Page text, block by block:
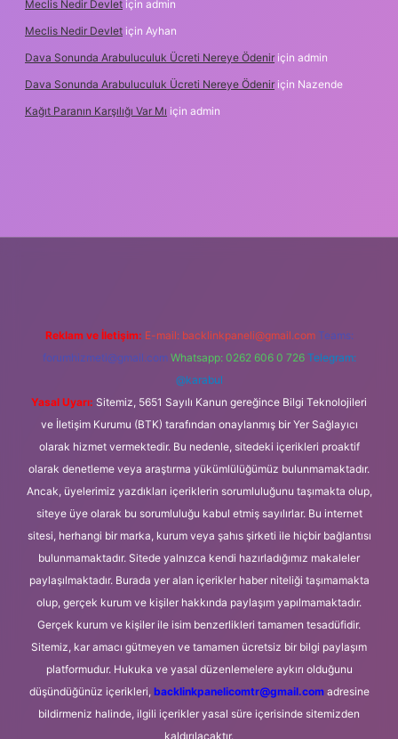
Meclis Nedir Devlet için admin
Meclis Nedir Devlet için Ayhan
Dava Sonunda Arabuluculuk Ücreti Nereye Ödenir için admin
Dava Sonunda Arabuluculuk Ücreti Nereye Ödenir için Nazende
Kağıt Paranın Karşılığı Var Mı için admin
Reklam ve İletişim: E-mail: backlinkpaneli@gmail.com Teams:
forumhizmeti@gmail.com Whatsapp: 0262 606 0 726 Telegram:
@karabul
Yasal Uyarı: Sitemiz, 5651 Sayılı Kanun gereğince Bilgi Teknolojileri
ve İletişim Kurumu (BTK) tarafından onaylanmış bir Yer Sağlayıcı
olarak hizmet vermektedir. Bu nedenle, sitedeki içerikleri proaktif
olarak denetleme veya araştırma yükümlülüğümüz bulunmamaktadır.
Ancak, üyelerimiz yazdıkları içeriklerin sorumluluğunu taşımakta olup,
siteye üye olarak bu sorumluluğu kabul etmiş sayılırlar. Bu internet
sitesi, herhangi bir marka, kurum veya şahıs şirketi ile hiçbir bağlantısı
bulunmamaktadır. Sitede yalnızca kendi hazırladığımız makaleler
paylaşılmaktadır. Burada yer alan içerikler haber niteliği taşımamakta
olup, gerçek kurum ve kişiler hakkında paylaşım yapılmamaktadır.
Gerçek kurum ve kişiler ile isim benzerlikleri tamamen tesadüfidir.
Sitemiz, kar amacı gütmeyen ve tamamen ücretsiz bir bilgi paylaşım
platformudur. Hukuka ve yasal düzenlemelere aykırı olduğunu
düşündüğünüz içerikleri, backlinkpanelicomtr@gmail.comadresine
bildirmeniz halinde, ilgili içerikler yasal süre içerisinde sitemizden
kaldırılacaktır.